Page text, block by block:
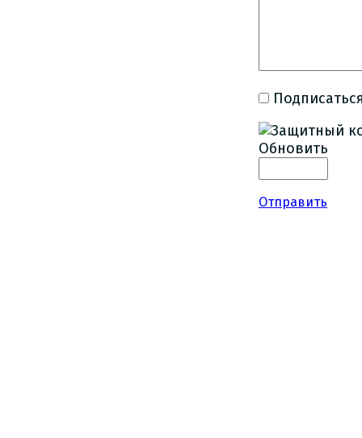
Обновить
Отправить